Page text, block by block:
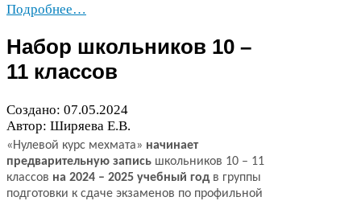
Подробнее…
Набор школьников 10 –
11 классов
Создано: 07.05.2024
Автор: Ширяева Е.В.
«Нулевой курс мехмата» начинает
предварительную запись школьников 10 – 11
классов на 2024 – 2025 учебный годв группы
подготовки к сдаче экзаменов по профильной